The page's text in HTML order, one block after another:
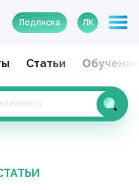
Подписка ЛК
Статьи Обучение